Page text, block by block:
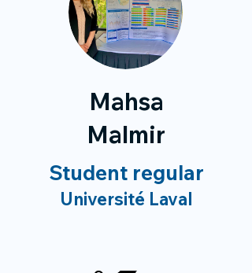
Mahsa
Malmir
Student regular
Université Laval